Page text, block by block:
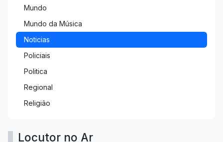
Mundo
Mundo da Música
Noticias
Policiais
Politica
Regional
Religiâo
Locutor no Ar